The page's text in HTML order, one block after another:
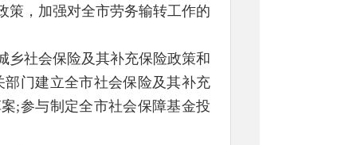
策，加强对全市劳务输转工作的
乡社会保险及其补充保险政策和
门建立全市社会保险及其补充
;参与制定全市社会保障基金投